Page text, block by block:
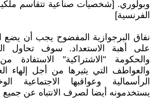
وبولوري. [شخصيات صناعية تتقاسم
الفرنسية]
نفاق البرجوازية المفضوح يجب أن يضع
على أهبة الاستعداد. سوف تحاول
والحكومة "الاشتراكية" الاستفادة
والعواطف التي يثيرها من أجل إلهاء
الرأسمالية وعواقبها الاجتماعية
يستخدمونه أيضا لصرف الانتباه عن جميع